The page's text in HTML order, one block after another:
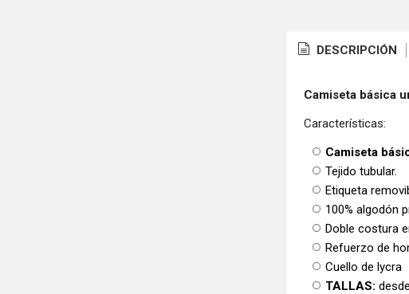
DESCRIPCIÓN
Camiseta básica
Características:
Camiseta
Tejido tubular.
Etiqueta
100% algodón
Doble costura
Refuerzo de
Cuello de lycra
TALLAS: